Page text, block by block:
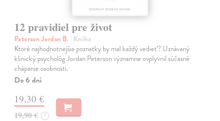
12 pravidiel pre život
Peterson Jordan B. | Kniha
Ktoré najhodnotnejšie poznatky by mal každý vedieť? Uznávaný
klinický psychológ Jordan Peterson významne ovplyvnil súčasné
chápanie osobnosti.
Do 6 dní
19,30 €
19,90 € ?